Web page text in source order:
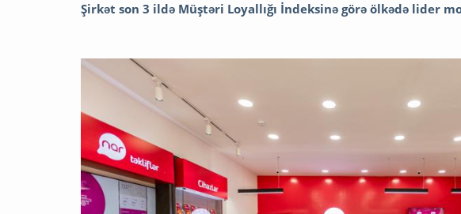
Şirkət son 3 ildə Müştəri Loyallığı İndeksinə görə ölkədə lider